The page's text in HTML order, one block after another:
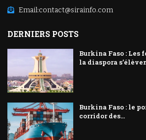
Email:contact@sirainfo.com
DERNIERS POSTS
Burkina Faso : Les
la diaspora
Burkina Faso : le
corridor des...